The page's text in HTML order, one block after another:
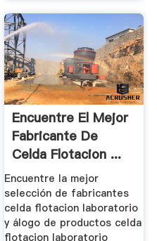
Encuentre El Mejor
Fabricante De
Celda Flotacion ...
Encuentre la mejor
selección de fabricantes
celda flotacion laboratorio
y álogo de productos celda
flotacion laboratorio